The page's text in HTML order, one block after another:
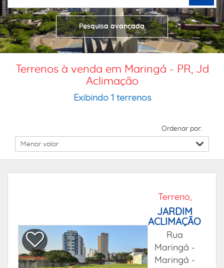
Pesquisa avançada
Terrenos à venda em Maringá - PR, Jd
Aclimação
Exibindo 1 terrenos
Ordenar por:
Terreno,
JARDIM
ACLIMAÇÃO
Rua
Maringá -
Maringá -